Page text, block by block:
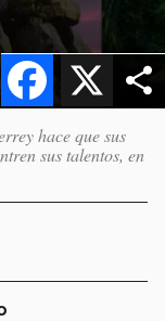
X
Facebook
hace que sus
sus talentos, en